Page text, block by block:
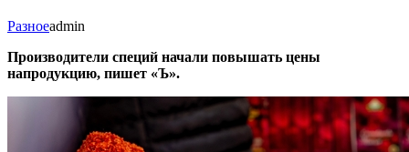
Разноеadmin
Производители специй начали повышать цены
напродукцию, пишет «Ъ».